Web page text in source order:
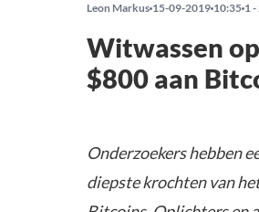
Leon Markus 15-09-2019 10:35 1 -
Witwassen
$800 aan
Onderzoekers hebben
diepste krochten van